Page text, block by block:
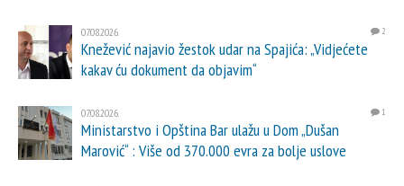
07.08.2026. 2
Knežević najavio žestok udar na Spajića: „Vidjećete
kakav ću dokument da objavim“
07.08.2026. 1
Ministarstvo i Opština Bar ulažu u Dom „Dušan
Marović“ : Više od 370.000 evra za bolje uslove